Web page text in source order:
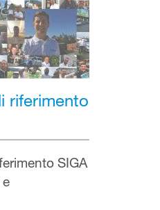
riferimento
SIGA